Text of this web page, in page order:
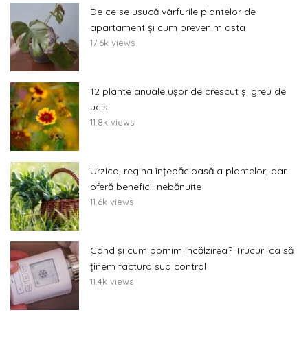
De ce se usucă vârfurile plantelor de
apartament și cum prevenim asta
17.6k views
12 plante anuale ușor de crescut și greu de
ucis
11.8k views
Urzica, regina înțepăcioasă a plantelor, dar
oferă beneficii nebănuite
11.6k views
Când și cum pornim încălzirea? Trucuri ca să
ținem factura sub control
11.4k views